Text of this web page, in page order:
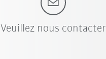
Veuillez nous contacter